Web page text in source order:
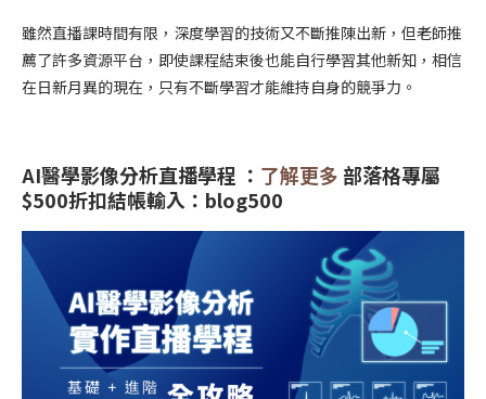
雖然直播課時間有限，深度學習的技術又不斷推陳出新，但老師推
薦了許多資源平台，即使課程結束後也能自行學習其他新知，相信
在日新月異的現在，只有不斷學習才能維持自身的競爭力。
AI醫學影像分析直播學程 ： 了解更多 部落格專屬
$500折扣結帳輸入：blog500